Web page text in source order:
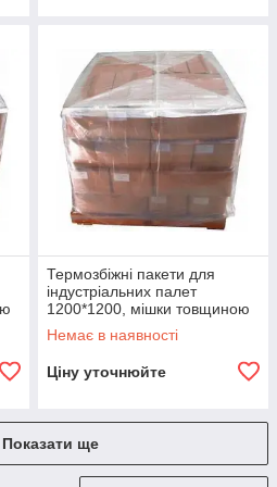
Термозбіжні пакети для
індустріальних палет
1200*1200, мішки товщиною
220 мкм
Немає в наявності
Ціну уточнюйте
Показати ще